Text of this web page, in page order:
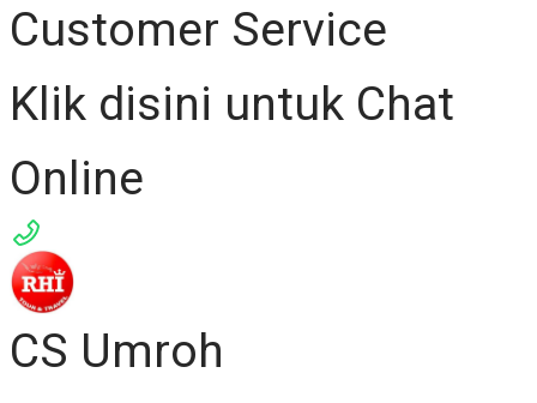
Customer Service
Klik disini untuk Chat
Online
CS Umroh